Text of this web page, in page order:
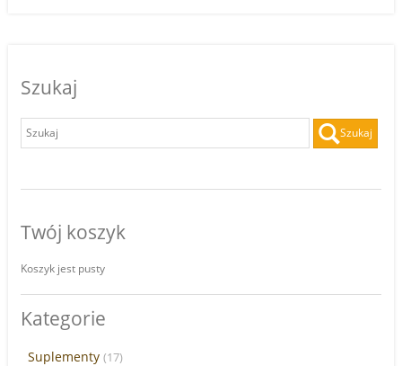
Szukaj
Szukaj
Twój koszyk
Koszyk jest pusty
Kategorie
Suplementy (17)